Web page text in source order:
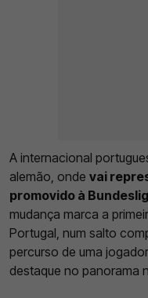
A internacional
alemão, onde vai
promovido à
mudança marca a
Portugal, num salto
percurso de uma
destaque no panorama